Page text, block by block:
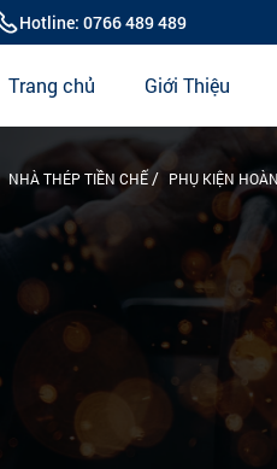
Hotline: 0766 489 489
Trang chủ Giới Thiệu
NHÀ THÉP TIỀN CHẾ PHỤ KIỆN